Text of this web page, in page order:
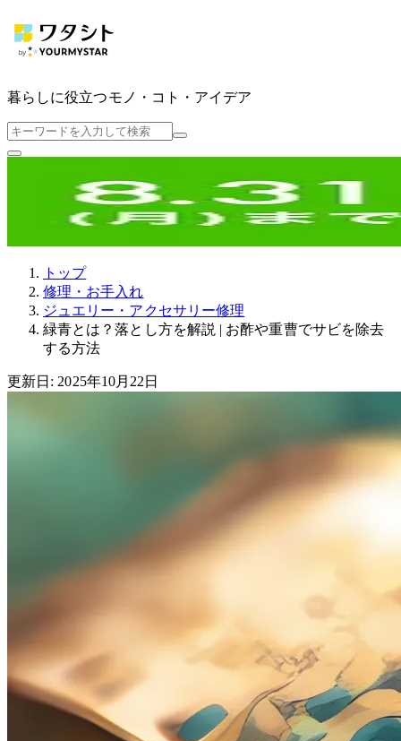
暮らしに役立つモノ・コト・アイデア
トップ
修理・お手入れ
ジュエリー・アクセサリー修理
緑青とは？落とし方を解説 | お酢や重曹でサビを除去
する方法
更新日: 2025年10月22日